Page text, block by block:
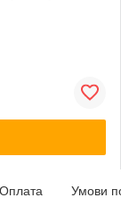
Оплата Умови